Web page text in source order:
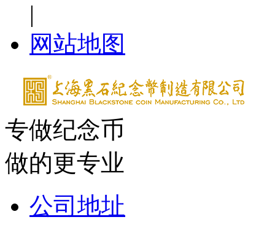
|
网站地图
专做纪念币
做的更专业
公司地址